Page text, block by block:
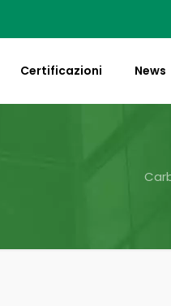
Certificazioni News